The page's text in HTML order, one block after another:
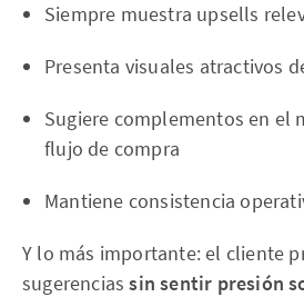
Siempre muestra upsells
Presenta visuales atractivos
Sugiere complementos en el
flujo de compra
Mantiene consistencia
Y lo más importante: el cliente
sugerenciassin sentir presión